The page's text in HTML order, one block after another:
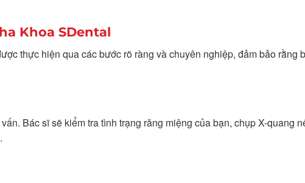
Khoa SDental
thực hiện qua các bước rõ ràng và chuyên nghiệp, đảm bảo rằng
Bác sĩ sẽ kiểm tra tình trạng răng miệng của bạn, chụp X-quang